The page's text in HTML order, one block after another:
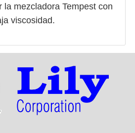
la mezcladora Tempest con
viscosidad.